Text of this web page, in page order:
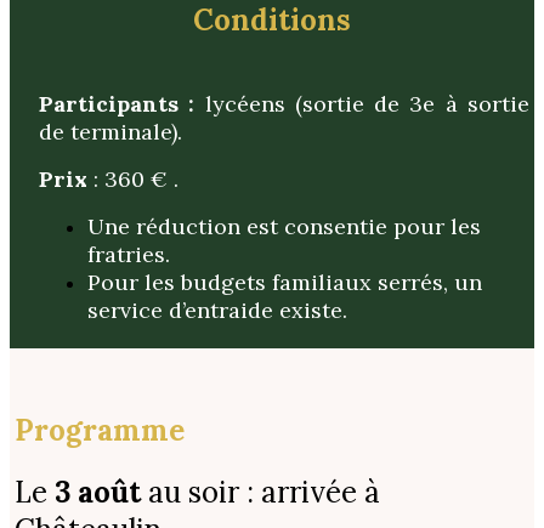
Conditions
Participants : lycéens (sortie de 3e à sortie
de terminale).
Prix : 360 € .
Une réduction est consentie pour les
fratries.
Pour les budgets familiaux serrés, un
service d’entraide existe.
Programme
Le 3 aoûtau soir : arrivée à